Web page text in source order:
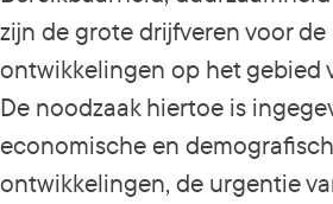
zijn de grote drijfveren voor
ontwikkelingen op het gebied
De noodzaak hiertoe is
economische en
ontwikkelingen, de urgentie